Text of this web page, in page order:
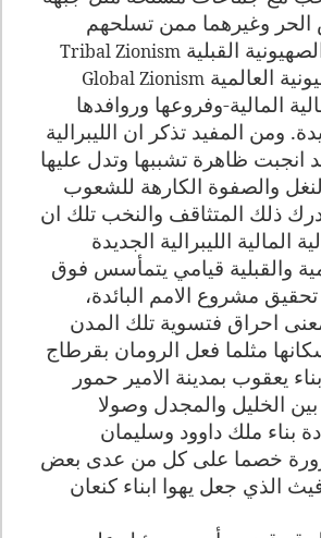
الحر وغيرهما ممن تسلحهم
Tribal Zionism
العالمية Global Zionism
المالية-وفروعها وروافدها
ومن المفيد تذكر ان الليبرالية
انجبت ظاهرة تشببها وتدل عليها
والصفوة الكارهة للشعوب
ذلك المتثاقف والنخب تلك ان
الليبرالية الجديدة
والقبلية قيامي يتمأسس فوق
مشروع الامم البائدة،
احراق فتسوية تلك المدن
مثلما فعل الرومان بقرطاج
يعقوب بمدينة الامير حمور
الخليل والمجدل وصولا
بناء ملك داوود وسليمان
خصما على كل من عدى بعض
الذي جعل يهوا ابناء كنعان